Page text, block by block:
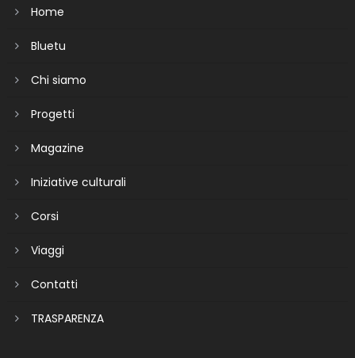
Home
Bluetu
Chi siamo
Progetti
Magazine
Iniziative culturali
Corsi
Viaggi
Contatti
TRASPARENZA